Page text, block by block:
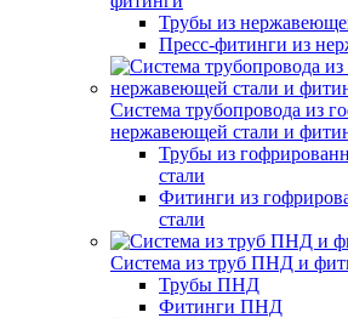
Трубы из
Пресс-фитинги из
Система трубопровода из
нержавеющей стали и
Трубы из
стали
Фитинги из
стали
Система из труб ПНД и
Трубы ПНД
Фитинги ПНД